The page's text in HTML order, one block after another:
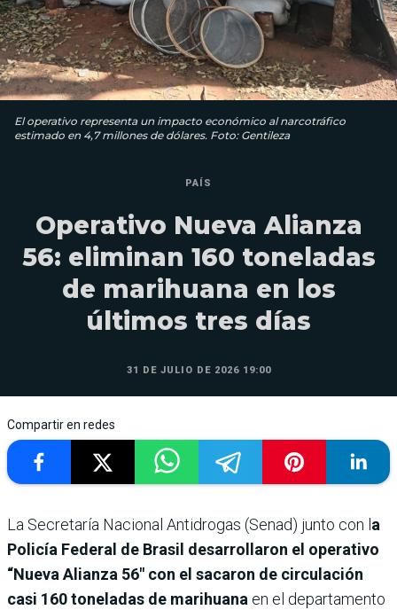
El operativo representa un impacto económico al narcotráfico
estimado en 4,7 millones de dólares. Foto: Gentileza
PAÍS
Operativo Nueva Alianza
56: eliminan 160 toneladas
de marihuana en los
últimos tres días
31 DE JULIO DE 2026 19:00
Compartir en redes
La Secretaría Nacional Antidrogas (Senad) junto con l a
Policía Federal de Brasil desarrollaron el operativo
“Nueva Alianza 56″ con el sacaron de circulación
casi 160 toneladas de marihuana en el departamento